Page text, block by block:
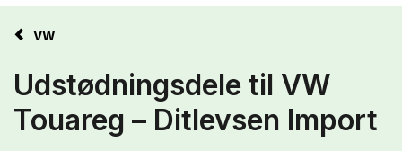
VW
Udstødningsdele til VW
Touareg – Ditlevsen Import